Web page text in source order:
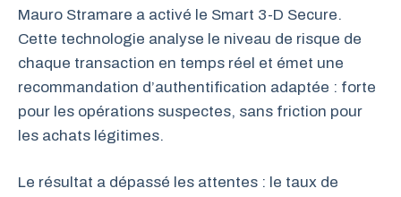
Mauro Stramare a activé le Smart 3-D Secure.
Cette technologie analyse le niveau de risque de
chaque transaction en temps réel et émet une
recommandation d’authentification adaptée : forte
pour les opérations suspectes, sans friction pour
les achats légitimes.
Le résultat a dépassé les attentes : le taux de